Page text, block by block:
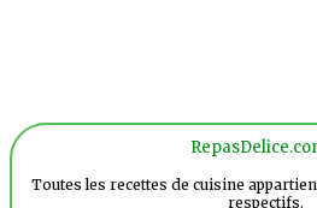
Toutes les recettes de cuisine
respectifs.